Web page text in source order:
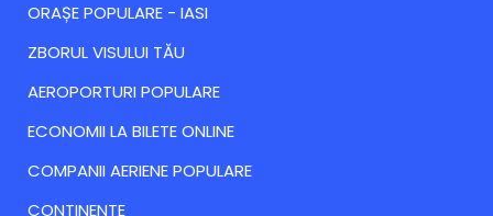
ORAȘE POPULARE - IASI
ZBORUL VISULUI TĂU
AEROPORTURI POPULARE
ECONOMII LA BILETE ONLINE
COMPANII AERIENE POPULARE
CONTINENTE